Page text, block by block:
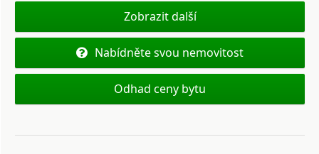
Zobrazit další
Nabídněte svou nemovitost
Odhad ceny bytu